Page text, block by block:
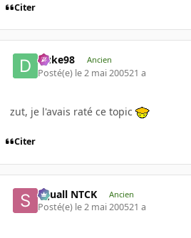
Citer
Duke98 Ancien
Posté(e) le 2 mai 200521 a
zut, je l'avais raté ce topic
Citer
Squall NTCK Ancien
Posté(e) le 2 mai 200521 a